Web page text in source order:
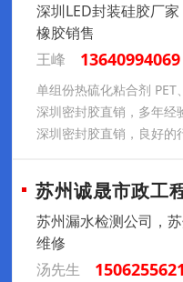
深圳LED封装硅胶厂
橡胶销售
王峰
13640994069
深圳密封胶直销，多年经
深圳密封胶直销，良好的
苏州诚晟市政工
苏州漏水检测公司，
维修
汤先生